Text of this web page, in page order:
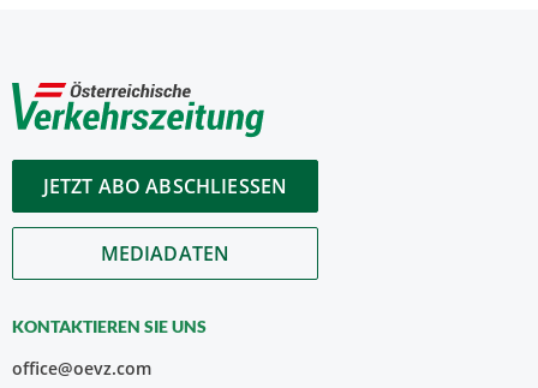
JETZT ABO ABSCHLIESSEN
MEDIADATEN
KONTAKTIEREN SIE UNS
office@oevz.com